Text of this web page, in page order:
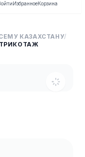
ИзбранноеКорзина
КАЗАХСТАНУ/